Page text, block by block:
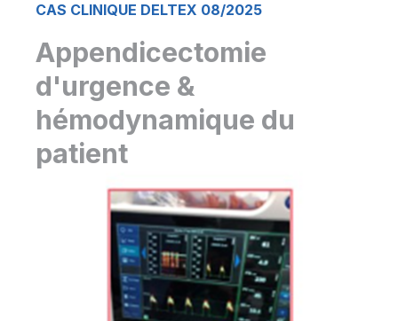
CAS CLINIQUE DELTEX 08/2025
Appendicectomie
d'urgence &
hémodynamique du
patient